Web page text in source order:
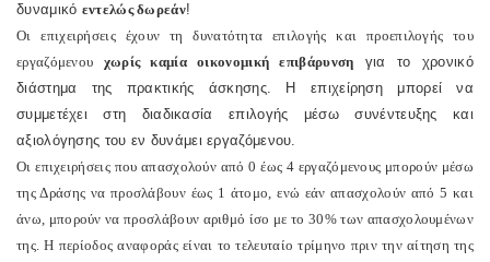
δυναμικό εντελώς δωρεάν!
Οι επιχειρήσεις έχουν τη δυνατότητα επιλογής και προεπιλογής του
εργαζόμενου
χωρίς καμία οικονομική επιβάρυνση
για το χρονικό
διάστημα της πρακτικής άσκησης. Η επιχείρηση μπορεί να
συμμετέχει στη διαδικασία επιλογής μέσω συνέντευξης και
αξιολόγησης του εν δυνάμει εργαζόμενου.
Οι επιχειρήσεις που απασχολούν από 0 έως 4 εργαζόμενους μπορούν μέσω
της Δράσης να προσλάβουν έως 1 άτομο, ενώ εάν απασχολούν από 5 και
άνω, μπορούν να προσλάβουν αριθμό ίσο με το 30% των απασχολουμένων
της. Η περίοδος αναφοράς είναι το τελευταίο τρίμηνο πριν την αίτηση της